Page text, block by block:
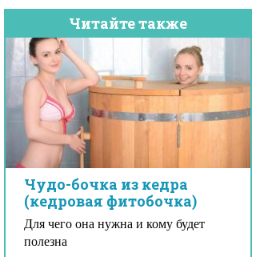
Читайте также
Чудо-бочка из кедра
(кедровая фитобочка)
Для чего она нужна и кому будет
полезна